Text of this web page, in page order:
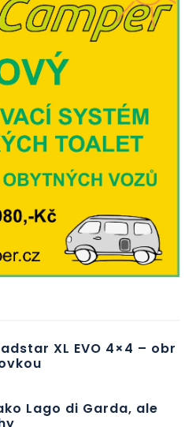
XL EVO 4×4 – obr
Lago di Garda, ale